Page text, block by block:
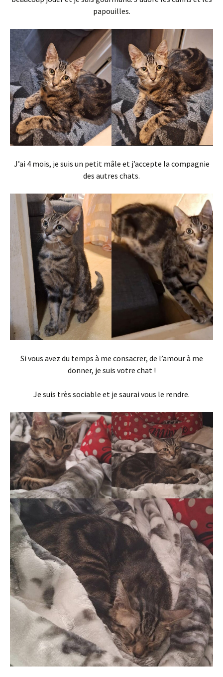
papouilles.
J’ai 4 mois, je suis un petit mâle et j’accepte la compagnie
des autres chats.
Si vous avez du temps à me consacrer, de l’amour à me
donner, je suis votre chat !
Je suis très sociable et je saurai vous le rendre.